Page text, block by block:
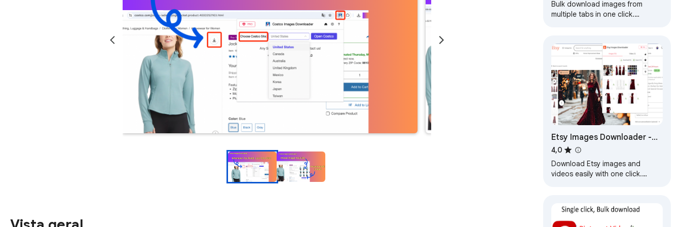
Bulk download images from
multiple tabs in one click.
resolution and file type.
Etsy Images Downloader -
Download HD Images &
Videos
4,0
Download Etsy images and
videos easily with one click.